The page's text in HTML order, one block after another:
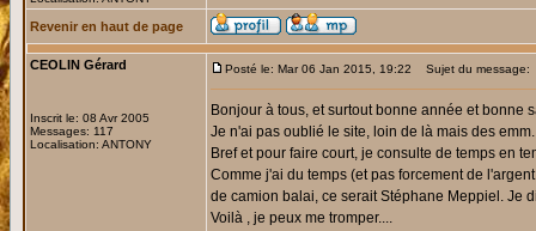
Revenir en haut de page
CEOLIN Gérard
Inscrit le: 08 Avr 2005
Messages: 117
Localisation: ANTONY
Posté le: Mar 06 Jan 2015, 19:22 Sujet du message:
Bonjour à tous, et surtout bonne année et bonne
Je n'ai pas oublié le site, loin de là mais des
Bref et pour faire court, je consulte de temps en
Comme j'ai du temps (et pas forcement de
de camion balai, ce serait Stéphane Meppiel. Je
Voilà , je peux me tromper....